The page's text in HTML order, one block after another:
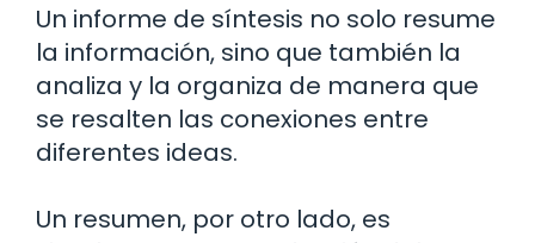
Un informe de síntesis no solo resume
la información, sino que también la
analiza y la organiza de manera que
se resalten las conexiones entre
diferentes ideas.
Un resumen, por otro lado, es